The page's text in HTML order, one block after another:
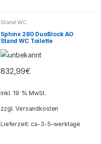
Stand WC
Sphinx 280 DuoBlock AO
Stand WC Toilette
Toilettenschüssel Schüssel
832,99€
inkl. 19 % MwSt.
zzgl.Versandkosten
Lieferzeit:ca-3-5-werktage